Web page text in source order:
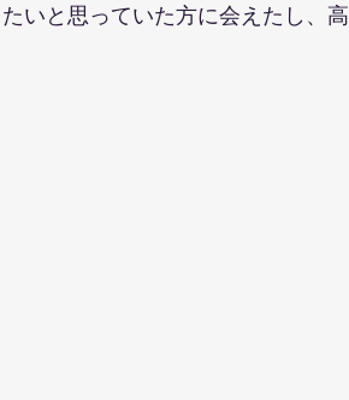
いと思っていた方に会えたし、高